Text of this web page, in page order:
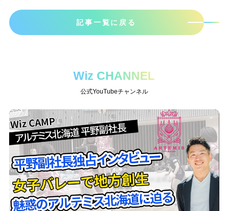
記事一覧に戻る
Wiz CHANNEL
公式YouTubeチャンネル